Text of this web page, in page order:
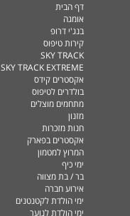
דף הבית
אומגה
בנג'י דרופ
קירות טיפוס
SKY TRACK
SKY TRACK EXTREME
אקסטרים קידס
בולדרים לטיפוס
מתחמים מוצלים
מזנון
חנות מזכרות
אקסטרים בפארק
המרוץ למטמון
ימי כיף
בר / בת מצווה
אירוע חברה
ימי הולדת לקטנטנים
ימי הולדת לנוער